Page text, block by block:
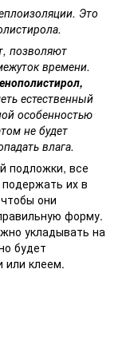
Это
позволяют
времени.
естественный
особенностью
не будет
влага.
подложки, все
их в
они
форму.
укладывать на
будет
или клеем.